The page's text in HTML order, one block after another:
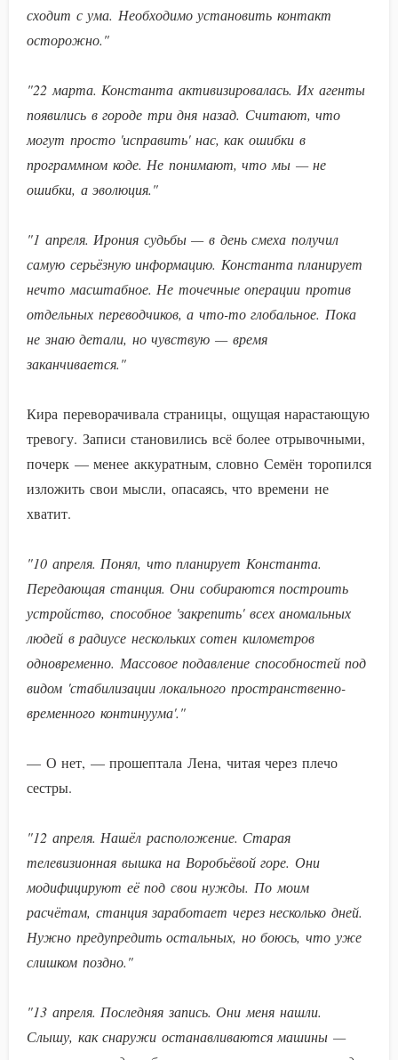
сходит с ума. Необходимо установить контакт
осторожно."
"22 марта. Константа активизировалась. Их агенты
появились в городе три дня назад. Считают, что
могут просто 'исправить' нас, как ошибки в
программном коде. Не понимают, что мы — не
ошибки, а эволюция."
"1 апреля. Ирония судьбы — в день смеха получил
самую серьёзную информацию. Константа планирует
нечто масштабное. Не точечные операции против
отдельных переводчиков, а что-то глобальное. Пока
не знаю детали, но чувствую — время
заканчивается."
Кира переворачивала страницы, ощущая нарастающую
тревогу. Записи становились всё более отрывочными,
почерк — менее аккуратным, словно Семён торопился
изложить свои мысли, опасаясь, что времени не
хватит.
"10 апреля. Понял, что планирует Константа.
Передающая станция. Они собираются построить
устройство, способное 'закрепить' всех аномальных
людей в радиусе нескольких сотен километров
одновременно. Массовое подавление способностей под
видом 'стабилизации локального пространственно-
временного континуума'."
— О нет, — прошептала Лена, читая через плечо
сестры.
"12 апреля. Нашёл расположение. Старая
телевизионная вышка на Воробьёвой горе. Они
модифицируют её под свои нужды. По моим
расчётам, станция заработает через несколько дней.
Нужно предупредить остальных, но боюсь, что уже
слишком поздно."
"13 апреля. Последняя запись. Они меня нашли.
Слышу, как снаружи останавливаются машины —